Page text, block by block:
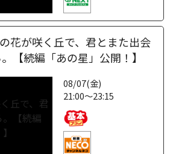
花が咲く丘で、君とまた出会
【続編「あの星」公開！】
08/07(金)
21:00～23:15